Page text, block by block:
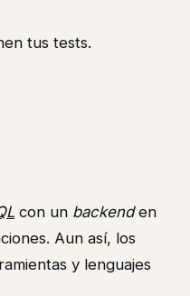
tus tests.
con un backenden
Aun así, los
y lenguajes